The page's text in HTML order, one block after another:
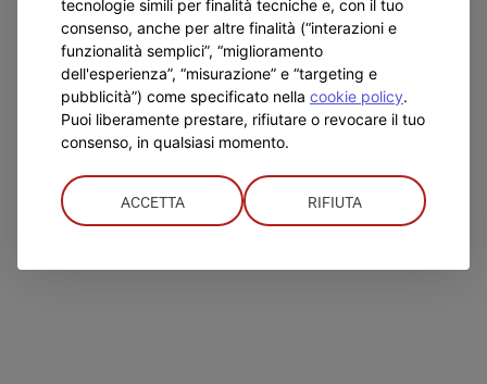
tecnologie simili per finalità tecniche e, con il tuo
consenso, anche per altre finalità (“interazioni e
funzionalità semplici”, “miglioramento
dell'esperienza”, “misurazione” e “targeting e
pubblicità”) come specificato nella cookie policy.
Puoi liberamente prestare, rifiutare o revocare il tuo
consenso, in qualsiasi momento.
ACCETTA RIFIUTA